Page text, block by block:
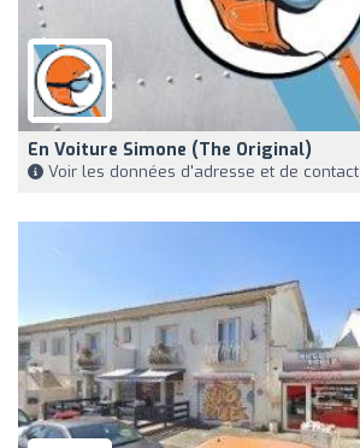
En Voiture Simone (The Original)
Voir les données d'adresse et de contact